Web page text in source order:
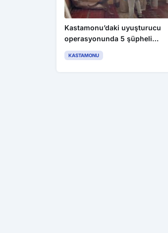
Kastamonu’daki uyuşturucu
operasyonunda 5 şüpheli
tutuklandı
KASTAMONU